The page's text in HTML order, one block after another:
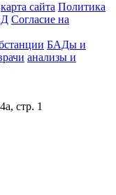
карта сайта Политика
Согласие на
БАДы и
анализы и
стр. 1